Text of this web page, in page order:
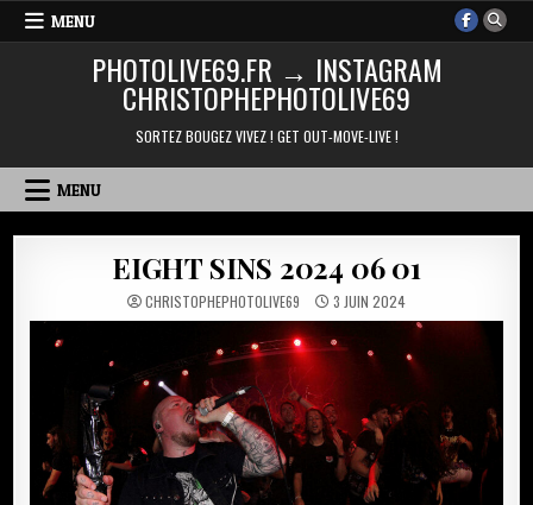
Skip
MENU
PHOTOLIVE69.FR → INSTAGRAM
CHRISTOPHEPHOTOLIVE69
SORTEZ BOUGEZ VIVEZ ! GET OUT-MOVE-LIVE !
MENU
EIGHT SINS 2024 06 01
CHRISTOPHEPHOTOLIVE69 3 JUIN 2024